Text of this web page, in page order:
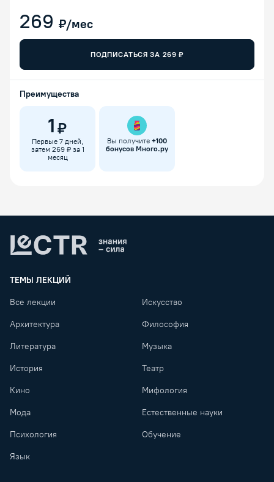
269 ₽/мес
ПОДПИСАТЬСЯ ЗА 269 ₽
Преимущества
1 ₽
Первые 7 дней,
затем 269 ₽ за 1
месяц
Вы получите +100
бонусов Много.ру
ТЕМЫ ЛЕКЦИЙ
Все лекции Искусство
Архитектура Философия
Литература Музыка
История Театр
Кино Мифология
Мода Естественные науки
Психология Обучение
Язык